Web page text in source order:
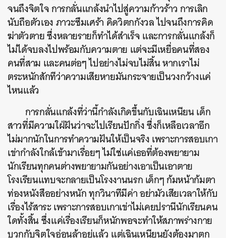
จนถึงจิตใจ การกลั่นแกล้งนำไปสู่ความก้าวร้าว การเลิก
นับถือตัวเอง ภาวะซึมเศร้า คิดวิตกกังวล ไปจนถึงการคิด
ฆ่าตัวตาย ซึ่งหลายรายก็ทำได้สำเร็จ และการกลั่นแกล้งก็
ไม่ได้จบลงไปพร้อมกับความตาย แต่จะมีเหยื่อคนที่สอง
คนที่สาม และคนต่อๆ ไปอย่างไม่จบไม่สิ้น หากเราไม่
ตระหนักสักทีว่าความเสียหายมันกระจายเป็นวงกว้างแค่
ไหนแล้ว
การกลั่นแกล้งที่ว่านี้กำลังเกิดขึ้นกับเฉินเหนียน เด็ก
สาวที่มีความใฝ่ฝันว่าจะไปเรียนปักกิ่ง ซึ่งก็เหลือเวลาอีก
ไม่มากนักในการทำความฝันให้เป็นจริง เพราะการสอบเกา
เข่ากำลังใกล้เข้ามาเรื่อยๆ ไม่ใช่แค่เธอที่ต้องพยายาม
นักเรียนทุกคนต่างพยายามกันอย่างเอาเป็นเอาตาย
โรงเรียนแทบจะกลายเป็นโรงงานนรก เด็กๆ ก้มหน้าก้มตา
ท่องหนังสืออย่างหนัก ทุกวินาทีมีค่า อย่ามัวเสียเวลาให้กับ
เรื่องไร้สาระ เพราะการสอบเกาเข่าไม่เคยปรานีนักเรียนคน
ใดทั้งสิ้น ซึ่งแค่เรื่องเรียนก็หนักพอจะทำให้สภาพร่างกาย
บวกกับจิตใจอ่อนล้าอยู่แล้ว แต่เฉินเหนียนยังต้องมาตก